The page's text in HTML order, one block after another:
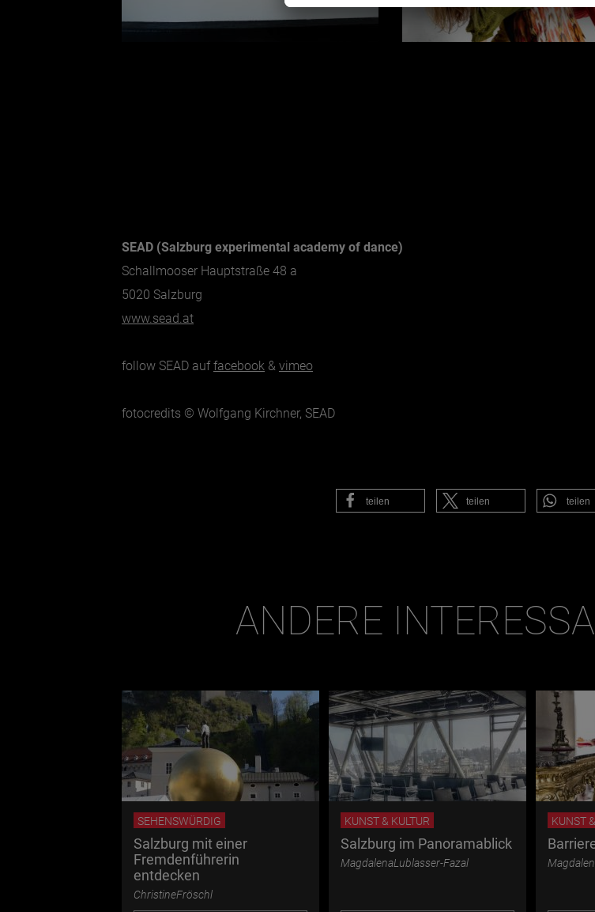
SEAD (Salzburg experimental academy of dance)
Schallmooser Hauptstraße 48 a
5020 Salzburg
www.sead.at
follow SEAD auffacebook & vimeo
fotocredits © Wolfgang Kirchner, SEAD
teilen teilen teilen
ANDERE
SEHENSWÜRDIG
Salzburg mit einer
Fremdenführerin
entdecken
ChristineFröschl
KUNST & KULTUR
Salzburg im Panoramablick
MagdalenaLublasser-Fazal
KUNST